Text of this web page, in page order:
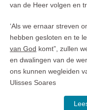
van de Heer volgen en
‘Als we ernaar streven
hebben gesloten en te
van God komt”, zullen
en dwalingen van de
ons kunnen wegleiden
Ulisses Soares